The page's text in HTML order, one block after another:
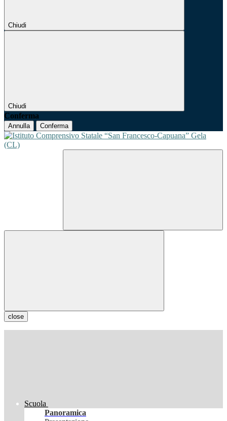
Chiudi
Chiudi
Conferma
Annulla Conferma
close
Scuola
Panoramica